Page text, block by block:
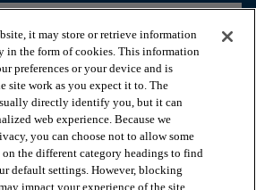
it may store or retrieve information
in the form of cookies. This information
preferences or your device and is
site work as you expect it to. The
directly identify you, but it can
web experience. Because we
you can choose not to allow some
the different category headings to find
default settings. However, blocking
impact your experience of the site